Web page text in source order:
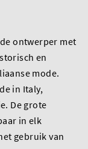
ontwerper met
en
mode.
in Italy,
De grote
in elk
gebruik van